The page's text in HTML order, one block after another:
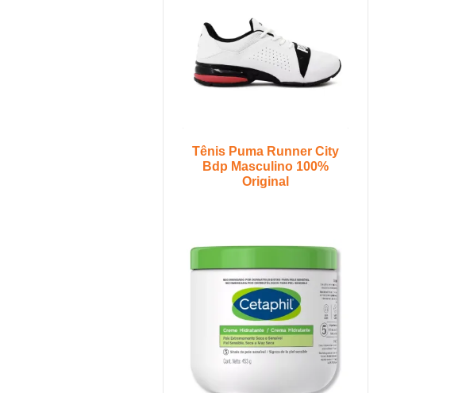
Tênis Puma Runner City
Bdp Masculino 100%
Original